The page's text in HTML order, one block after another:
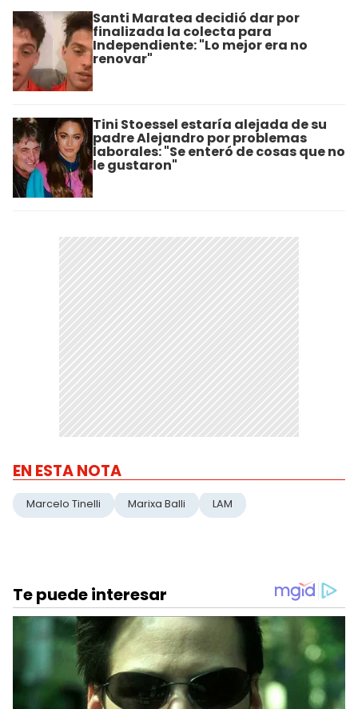
Santi Maratea decidió dar por
finalizada la colecta para
Independiente: "Lo mejor era no
renovar"
Tini Stoessel estaría alejada de su
padre Alejandro por problemas
laborales: "Se enteró de cosas que no
le gustaron"
EN ESTA NOTA
Marcelo Tinelli Marixa Balli LAM